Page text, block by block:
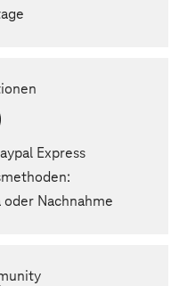
Express
oder Nachnahme